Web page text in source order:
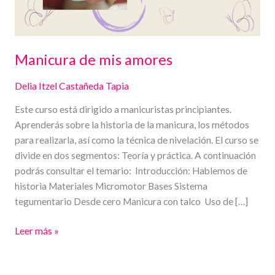
Manicura de mis amores
Delia Itzel Castañeda Tapia
Este curso está dirigido a manicuristas principiantes.
Aprenderás sobre la historia de la manicura, los métodos
para realizarla, así como la técnica de nivelación. El curso se
divide en dos segmentos: Teoría y práctica. A continuación
podrás consultar el temario: Introducción: Hablemos de
historia Materiales Micromotor Bases Sistema
tegumentario Desde cero Manicura con talco Uso de […]
Leer más »